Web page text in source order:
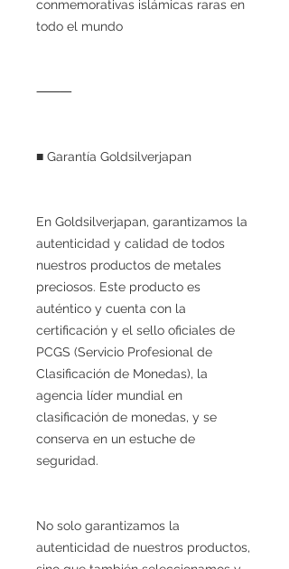
conmemorativas islámicas raras en
todo el mundo
⸻
■ Garantía Goldsilverjapan
En Goldsilverjapan, garantizamos la
autenticidad y calidad de todos
nuestros productos de metales
preciosos. Este producto es
auténtico y cuenta con la
certificación y el sello oficiales de
PCGS (Servicio Profesional de
Clasificación de Monedas), la
agencia líder mundial en
clasificación de monedas, y se
conserva en un estuche de
seguridad.
No solo garantizamos la
autenticidad de nuestros productos,